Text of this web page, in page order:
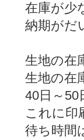
在庫が少
納期がだ
生地の在
生地の在
40日～
これに印
待ち時間